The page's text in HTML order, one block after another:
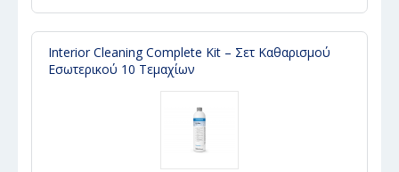
Interior Cleaning Complete Kit – Σετ Καθαρισμού
Εσωτερικού 10 Τεμαχίων